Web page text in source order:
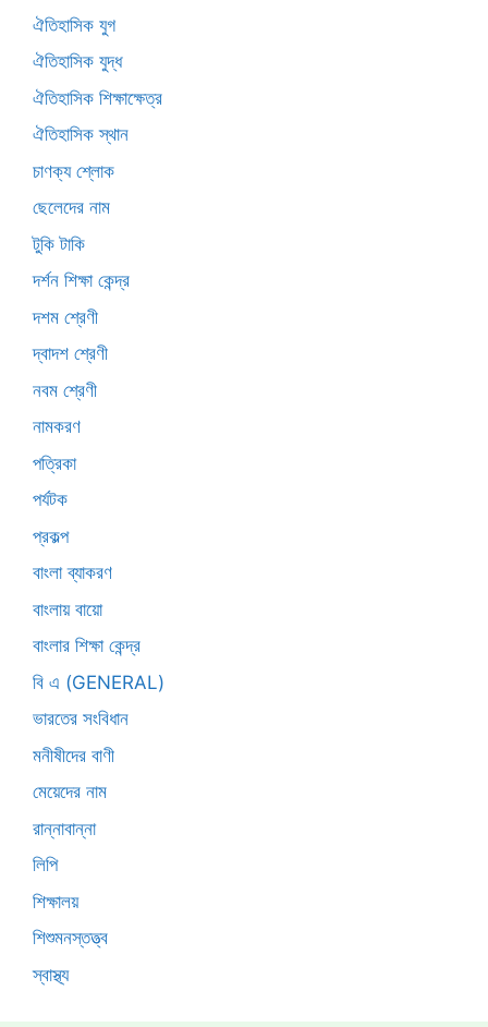
ঐতিহাসিক যুগ
ঐতিহাসিক যুদ্ধ
ঐতিহাসিক শিক্ষাক্ষেত্র
ঐতিহাসিক স্থান
চাণক্য শ্লোক
ছেলেদের নাম
টুকি টাকি
দর্শন শিক্ষা কেন্দ্র
দশম শ্রেণী
দ্বাদশ শ্রেণী
নবম শ্রেণী
নামকরণ
পত্রিকা
পর্যটক
প্রকল্প
বাংলা ব্যাকরণ
বাংলায় বায়ো
বাংলার শিক্ষা কেন্দ্র
বি এ (GENERAL)
ভারতের সংবিধান
মনীষীদের বাণী
মেয়েদের নাম
রান্নাবান্না
লিপি
শিক্ষালয়
শিশুমনস্তত্ত্ব
স্বাস্থ্য